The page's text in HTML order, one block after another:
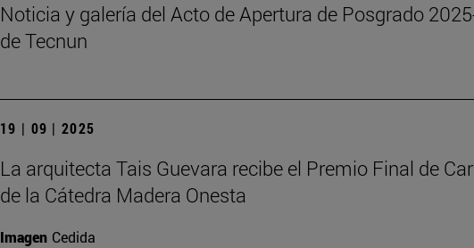
Noticia y galería del Acto de Apertura de Posgrado
de Tecnun
19 | 09 | 2025
La arquitecta Tais Guevara recibe el Premio Final de
de la Cátedra Madera Onesta
Imagen Cedida